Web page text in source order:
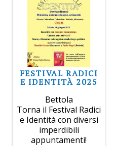
FESTIVAL RADICI
E IDENTITÀ 2025
Bettola
Torna il Festival Radici
e Identità con diversi
imperdibili
appuntamenti!